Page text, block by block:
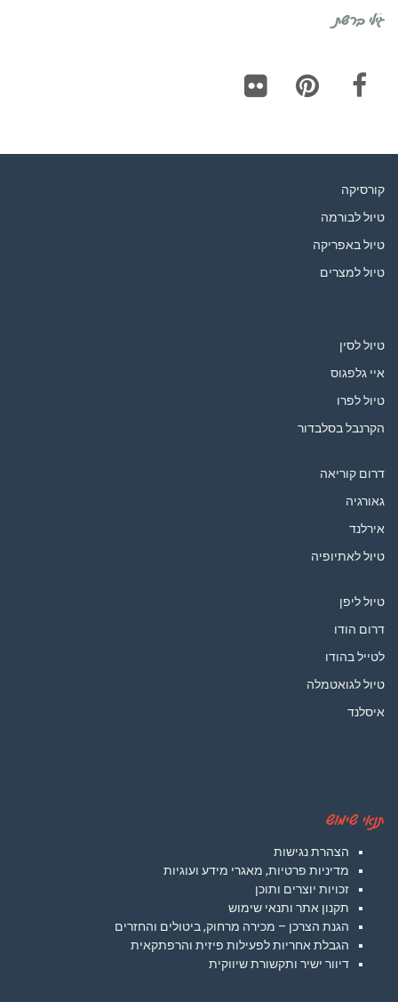
גילי ברשת
קורסיקה
טיול לבורמה
טיול באפריקה
טיול למצרים
טיול לסין
איי גלפגוס
טיול לפרו
הקרנבל בסלבדור
דרום קוריאה
גאורגיה
אירלנד
טיול לאתיופיה
טיול ליפן
דרום הודו
לטייל בהודו
טיול לגואטמלה
איסלנד
תנאי שימוש
הצהרת נגישות
מדיניות פרטיות, מאגרי מידע ועוגיות
זכויות יוצרים ותוכן
תקנון אתר ותנאי שימוש
הגנת הצרכן – מכירה מרחוק, ביטולים והחזרים
הגבלת אחריות לפעילות פיזית והרפתקאית
דיוור ישיר ותקשורת שיווקית